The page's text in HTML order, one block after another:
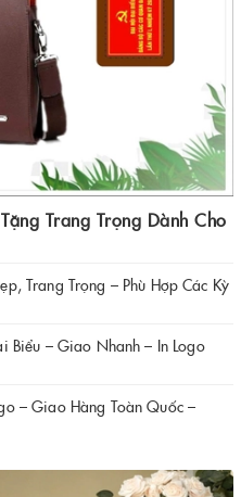
Trang Trọng Dành Cho
Trang Trọng – Phù Hợp Các Kỳ
Biểu – Giao Nhanh – In Logo
– Giao Hàng Toàn Quốc –